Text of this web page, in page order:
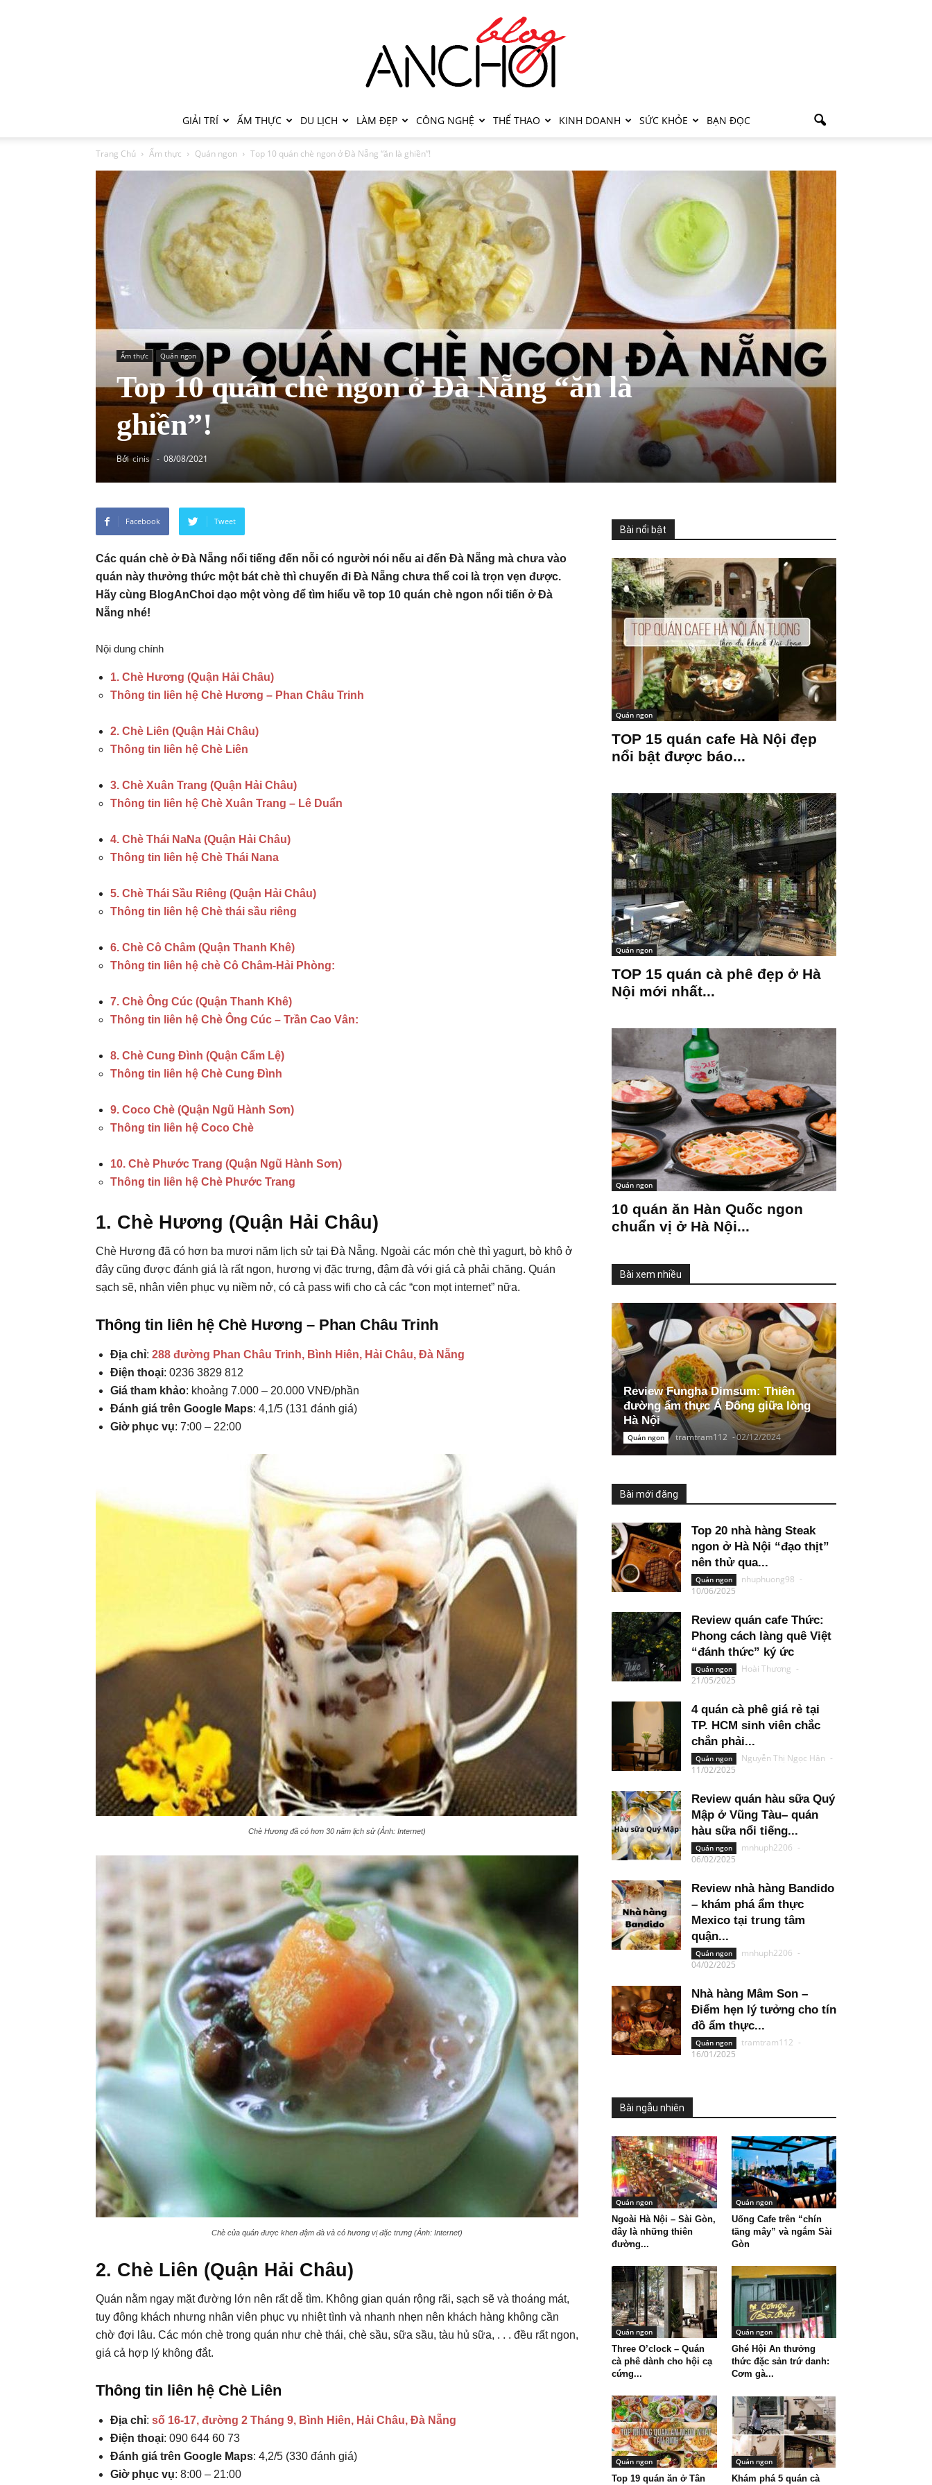
GIẢI TRÍ ẨM THỰC DU LỊCH LÀM ĐẸP CÔNG NGHỆ THỂ THAO KINH DOANH SỨC KHỎE BẠN ĐỌC
Trang Chủ Ẩm thực Quán ngon Top 10 quán chè ngon ở Đà Nẵng “ăn là ghiền”!
Ẩm thực Quán ngon
Top 10 quán chè ngon ở Đà Nẵng “ăn là
ghiền”!
Bởi cinis - 08/08/2021
Facebook Tweet
Các quán chè ở Đà Nẵng nổi tiếng đến nỗi có người nói nếu ai đến Đà Nẵng mà chưa vào
quán này thưởng thức một bát chè thì chuyến đi Đà Nẵng chưa thể coi là trọn vẹn được.
Hãy cùng BlogAnChoi dạo một vòng để tìm hiểu về top 10 quán chè ngon nổi tiến ở Đà
Nẵng nhé!
Nội dung chính
1. Chè Hương (Quận Hải Châu)
Thông tin liên hệ Chè Hương – Phan Châu Trinh
2. Chè Liên (Quận Hải Châu)
Thông tin liên hệ Chè Liên
3. Chè Xuân Trang (Quận Hải Châu)
Thông tin liên hệ Chè Xuân Trang – Lê Duẩn
4. Chè Thái NaNa (Quận Hải Châu)
Thông tin liên hệ Chè Thái Nana
5. Chè Thái Sầu Riêng (Quận Hải Châu)
Thông tin liên hệ Chè thái sầu riêng
6. Chè Cô Châm (Quận Thanh Khê)
Thông tin liên hệ chè Cô Châm-Hải Phòng:
7. Chè Ông Cúc (Quận Thanh Khê)
Thông tin liên hệ Chè Ông Cúc – Trần Cao Vân:
8. Chè Cung Đình (Quận Cẩm Lệ)
Thông tin liên hệ Chè Cung Đình
9. Coco Chè (Quận Ngũ Hành Sơn)
Thông tin liên hệ Coco Chè
10. Chè Phước Trang (Quận Ngũ Hành Sơn)
Thông tin liên hệ Chè Phước Trang
1. Chè Hương (Quận Hải Châu)
Chè Hương đã có hơn ba mươi năm lịch sử tại Đà Nẵng. Ngoài các món chè thì yagurt, bò khô ở
đây cũng được đánh giá là rất ngon, hương vị đặc trưng, đậm đà với giá cả phải chăng. Quán
sạch sẽ, nhân viên phục vụ niềm nở, có cả pass wifi cho cả các “con mọt internet” nữa.
Thông tin liên hệ Chè Hương – Phan Châu Trinh
Địa chỉ: 288 đường Phan Châu Trinh, Bình Hiên, Hải Châu, Đà Nẵng
Điện thoại: 0236 3829 812
Giá tham khảo: khoảng 7.000 – 20.000 VNĐ/phần
Đánh giá trên Google Maps: 4,1/5 (131 đánh giá)
Giờ phục vụ: 7:00 – 22:00
Chè Hương đã có hơn 30 năm lịch sử (Ảnh: Internet)
Chè của quán được khen đậm đà và có hương vị đặc trưng (Ảnh: Internet)
2. Chè Liên (Quận Hải Châu)
Quán nằm ngay mặt đường lớn nên rất dễ tìm. Không gian quán rộng rãi, sạch sẽ và thoáng mát,
tuy đông khách nhưng nhân viên phục vụ nhiệt tình và nhanh nhẹn nên khách hàng không cần
chờ đợi lâu. Các món chè trong quán như chè thái, chè sầu, sữa sầu, tàu hủ sữa, . . . đều rất ngon,
giá cả hợp lý không đắt.
Thông tin liên hệ Chè Liên
Địa chỉ: số 16-17, đường 2 Tháng 9, Bình Hiên, Hải Châu, Đà Nẵng
Điện thoại: 090 644 60 73
Đánh giá trên Google Maps: 4,2/5 (330 đánh giá)
Giờ phục vụ: 8:00 – 21:00
Bài nổi bật
Quán ngon
TOP 15 quán cafe Hà Nội đẹp
nổi bật được báo...
Quán ngon
TOP 15 quán cà phê đẹp ở Hà
Nội mới nhất...
Quán ngon
10 quán ăn Hàn Quốc ngon
chuẩn vị ở Hà Nội...
Bài xem nhiều
Review Fungha Dimsum: Thiên
đường ẩm thực Á Đông giữa lòng
Hà Nội
Quán ngon tramtram112 -02/12/2024
Bài mới đăng
Top 20 nhà hàng Steak
ngon ở Hà Nội “đạo thịt”
nên thử qua...
Quán ngon nhuphuong98 -
10/06/2025
Review quán cafe Thức:
Phong cách làng quê Việt
“đánh thức” ký ức
Quán ngon Hoài Thương -
21/05/2025
4 quán cà phê giá rẻ tại
TP. HCM sinh viên chắc
chắn phải...
Quán ngon Nguyễn Thị Ngọc Hân -
11/02/2025
Review quán hàu sữa Quý
Mập ở Vũng Tàu– quán
hàu sữa nổi tiếng...
Quán ngon mnhuph2206 -
06/02/2025
Review nhà hàng Bandido
– khám phá ẩm thực
Mexico tại trung tâm
quận...
Quán ngon mnhuph2206 -
04/02/2025
Nhà hàng Mâm Son –
Điểm hẹn lý tưởng cho tín
đồ ẩm thực...
Quán ngon tramtram112 -
16/01/2025
Bài ngẫu nhiên
Quán ngon
Ngoài Hà Nội – Sài Gòn,
đây là những thiên
đường...
Quán ngon
Uống Cafe trên “chín
tầng mây” và ngắm Sài
Gòn
Quán ngon
Three O’clock – Quán
cà phê dành cho hội cạ
cứng...
Quán ngon
Ghé Hội An thưởng
thức đặc sản trứ danh:
Cơm gà...
Quán ngon
Top 19 quán ăn ở Tân
Quán ngon
Khám phá 5 quán cà